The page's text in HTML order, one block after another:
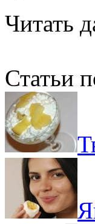
Читать
Статьи